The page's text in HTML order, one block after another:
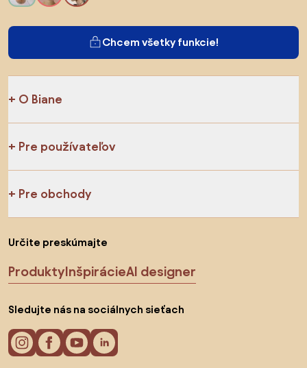
Chcem všetky funkcie!
O Biane
Pre používateľov
Pre obchody
Určite preskúmajte
ProduktyInšpirácieAI designer
Sledujte nás na sociálnych sieťach